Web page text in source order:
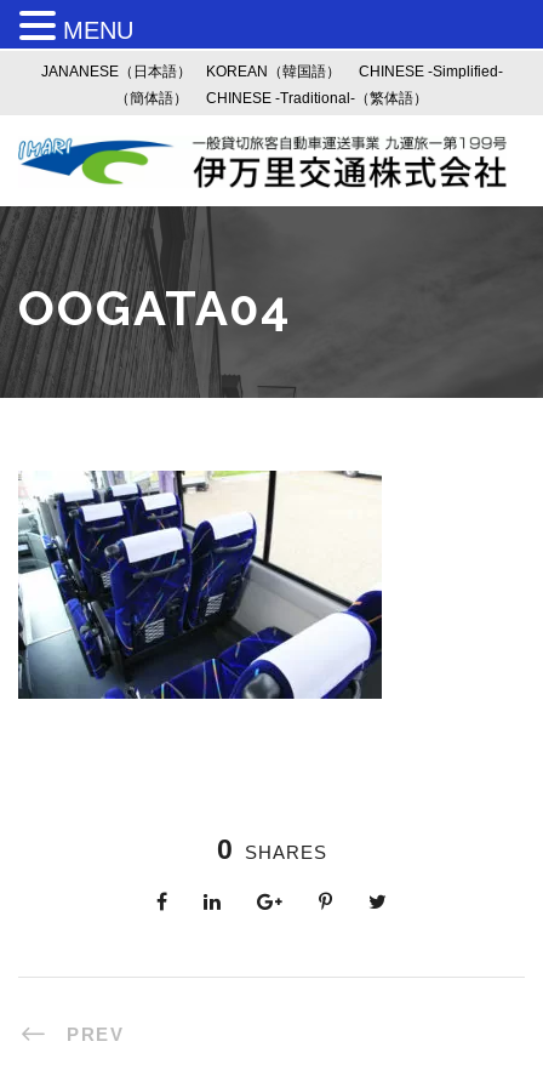
JANANESE（日本語） KOREAN（韓国語）
CHINESE -Simplified-
（簡体語）
CHINESE -Traditional-（繁体語）
OOGATA04
0 SHARES
PREV
MENU